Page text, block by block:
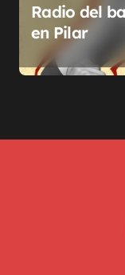
Radio del
en Pilar